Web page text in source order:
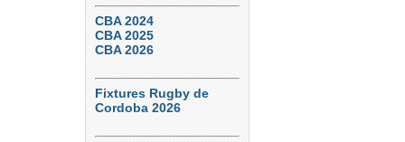
CBA 2024
CBA 2025
CBA 2026
Fixtures Rugby de
Cordoba 2026